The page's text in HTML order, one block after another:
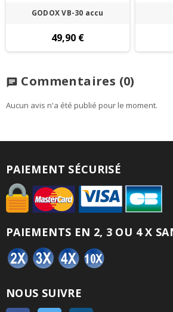
GODOX VB-30 accu
49,90 €
chat Commentaires (0)
Aucun avis n'a été publié pour le moment.
PAIEMENT SÉCURISÉ
PAIEMENTS EN 2, 3 OU 4 X
NOUS SUIVRE